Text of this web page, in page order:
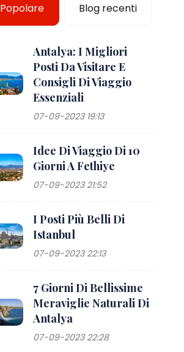
Popolare Blog recenti
Antalya: I Migliori
Posti Da Visitare E
Consigli Di Viaggio
Essenziali
07-09-2023 19:13
Idee Di Viaggio Di 10
Giorni A Fethiye
07-09-2023 21:52
I Posti Più Belli Di
Istanbul
07-09-2023 22:13
7 Giorni Di Bellissime
Meraviglie Naturali Di
Antalya
07-09-2023 22:28